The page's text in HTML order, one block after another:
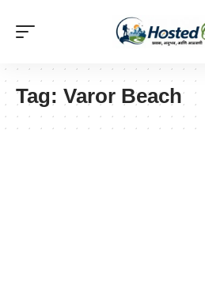
Tag: Varor Beach